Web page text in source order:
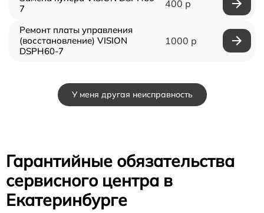
7
400 р
Ремонт платы управления
(восстановление) VISION
DSPH60-7
1000 р
У меня другая неисправность
Гарантийные обязательства
сервисного центра в
Екатеринбурге